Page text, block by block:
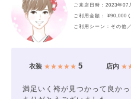
ご来店日時：2023年07
ご利用金額： ¥90,000
ご利用シーン：その他
衣装★★★★★ 5 店内
満足いく袴が見つかって良かっ